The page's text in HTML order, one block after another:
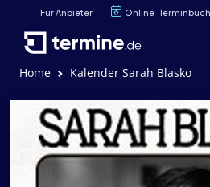
Für Anbieter Online-
Home Kalender Sarah Blasko